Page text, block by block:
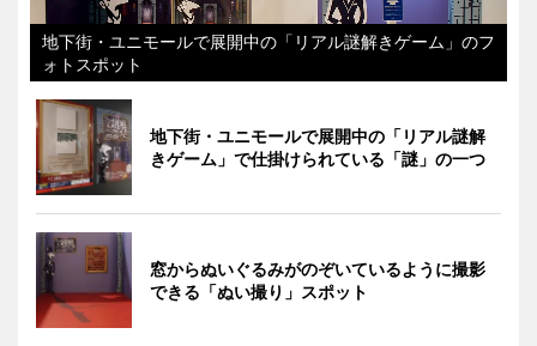
地下街・ユニモールで展開中の「リアル謎解きゲーム」のフ
ォトスポット
地下街・ユニモールで展開中の「リアル謎解
きゲーム」で仕掛けられている「謎」の一つ
窓からぬいぐるみがのぞいているように撮影
できる「ぬい撮り」スポット